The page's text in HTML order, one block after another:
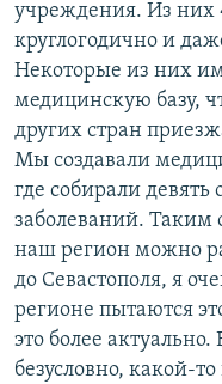
учреждения. Из них
круглогодично и
Некоторые из них
медицинскую базу,
других стран
Мы создавали
где собирали
заболеваний. Таким
наш регион можно
до Севастополя, я
регионе пытаются
это более актуально.
безусловно, какой-